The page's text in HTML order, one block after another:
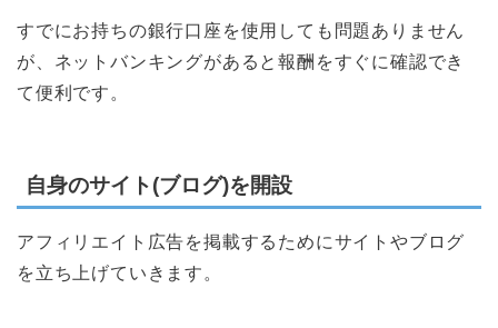
すでにお持ちの銀行口座を使用しても問題ありません
が、ネットバンキングがあると報酬をすぐに確認でき
て便利です。
自身のサイト(ブログ)を開設
アフィリエイト広告を掲載するためにサイトやブログ
を立ち上げていきます。